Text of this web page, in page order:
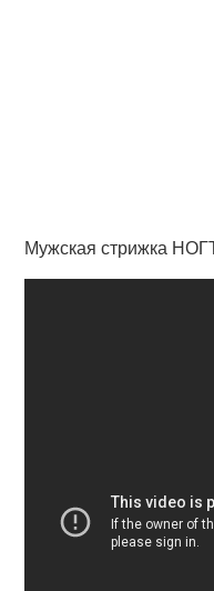
Мужская стрижка